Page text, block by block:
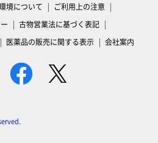
境について
ご利用上の注意
古物営業法に基づく表記
医薬品の販売に関する表示 会社案内